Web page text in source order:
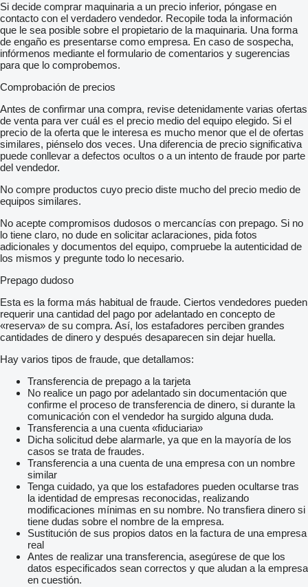
Si decide comprar maquinaria a un precio inferior, póngase en
contacto con el verdadero vendedor. Recopile toda la información
que le sea posible sobre el propietario de la maquinaria. Una forma
de engaño es presentarse como empresa. En caso de sospecha,
infórmenos mediante el formulario de comentarios y sugerencias
para que lo comprobemos.
Comprobación de precios
Antes de confirmar una compra, revise detenidamente varias ofertas
de venta para ver cuál es el precio medio del equipo elegido. Si el
precio de la oferta que le interesa es mucho menor que el de ofertas
similares, piénselo dos veces. Una diferencia de precio significativa
puede conllevar a defectos ocultos o a un intento de fraude por parte
del vendedor.
No compre productos cuyo precio diste mucho del precio medio de
equipos similares.
No acepte compromisos dudosos o mercancías con prepago. Si no
lo tiene claro, no dude en solicitar aclaraciones, pida fotos
adicionales y documentos del equipo, compruebe la autenticidad de
los mismos y pregunte todo lo necesario.
Prepago dudoso
Esta es la forma más habitual de fraude. Ciertos vendedores pueden
requerir una cantidad del pago por adelantado en concepto de
«reserva» de su compra. Así, los estafadores perciben grandes
cantidades de dinero y después desaparecen sin dejar huella.
Hay varios tipos de fraude, que detallamos:
Transferencia de prepago a la tarjeta
No realice un pago por adelantado sin documentación que
confirme el proceso de transferencia de dinero, si durante la
comunicación con el vendedor ha surgido alguna duda.
Transferencia a una cuenta «fiduciaria»
Dicha solicitud debe alarmarle, ya que en la mayoría de los
casos se trata de fraudes.
Transferencia a una cuenta de una empresa con un nombre
similar
Tenga cuidado, ya que los estafadores pueden ocultarse tras
la identidad de empresas reconocidas, realizando
modificaciones mínimas en su nombre. No transfiera dinero si
tiene dudas sobre el nombre de la empresa.
Sustitución de sus propios datos en la factura de una empresa
real
Antes de realizar una transferencia, asegúrese de que los
datos especificados sean correctos y que aludan a la empresa
en cuestión.